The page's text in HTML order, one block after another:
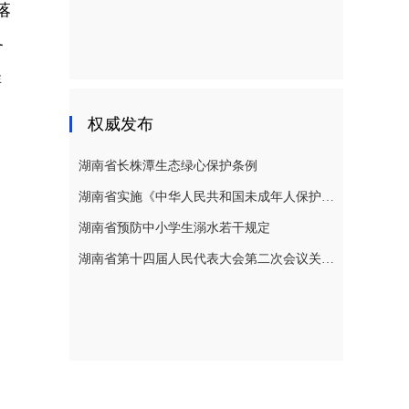
权威发布
湖南省长株潭生态绿心保护条例
湖南省实施《中华人民共和国未成年人保护法》若干规定
湖南省预防中小学生溺水若干规定
湖南省第十四届人民代表大会第二次会议关于湖南省人民代表大会常务委员会工作报告的决议